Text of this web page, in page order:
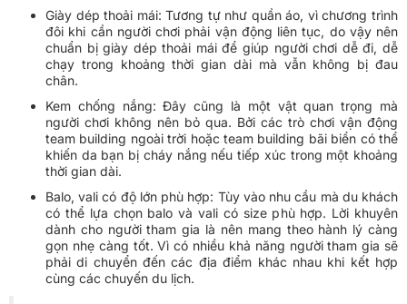
Giày dép thoải mái: Tương tự như quần áo, vì chương trình
đôi khi cần người chơi phải vận động liên tục, do vậy nên
chuẩn bị giày dép thoải mái để giúp người chơi dễ đi, dễ
chạy trong khoảng thời gian dài mà vẫn không bị đau
chân.
Kem chống nắng: Đây cũng là một vật quan trọng mà
người chơi không nên bỏ qua. Bởi các trò chơi vận động
team building ngoài trời hoặc team building bãi biển có thể
khiến da bạn bị cháy nắng nếu tiếp xúc trong một khoảng
thời gian dài.
Balo, vali có độ lớn phù hợp: Tùy vào nhu cầu mà du khách
có thể lựa chọn balo và vali có size phù hợp. Lời khuyên
dành cho người tham gia là nên mang theo hành lý càng
gọn nhẹ càng tốt. Vì có nhiều khả năng người tham gia sẽ
phải di chuyển đến các địa điểm khác nhau khi kết hợp
cùng các chuyến du lịch.